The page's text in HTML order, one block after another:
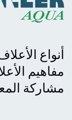
أنواع
مفاهيم
مشاركة